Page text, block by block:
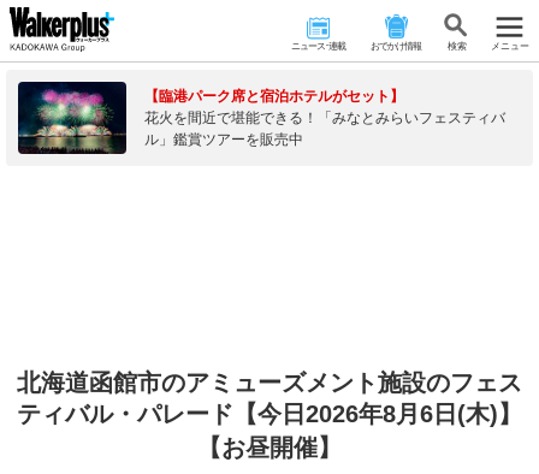
ニュース･連載 おでかけ情報 検 索 メニュー
【臨港パーク席と宿泊ホテルがセット】
花火を間近で堪能できる！「みなとみらいフェスティバ
ル」鑑賞ツアーを販売中
北海道函館市のアミューズメント施設のフェス
ティバル・パレード【今日2026年8月6日(木)】
【お昼開催】